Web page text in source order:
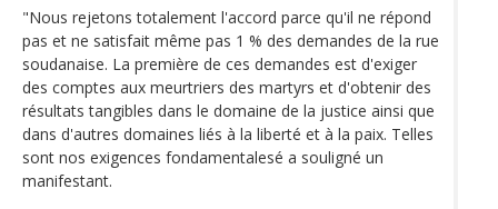
"Nous rejetons totalement l'accord parce qu'il ne répond
pas et ne satisfait même pas 1 % des demandes de la rue
soudanaise. La première de ces demandes est d'exiger
des comptes aux meurtriers des martyrs et d'obtenir des
résultats tangibles dans le domaine de la justice ainsi que
dans d'autres domaines liés à la liberté et à la paix. Telles
sont nos exigences fondamentalesé a souligné un
manifestant.